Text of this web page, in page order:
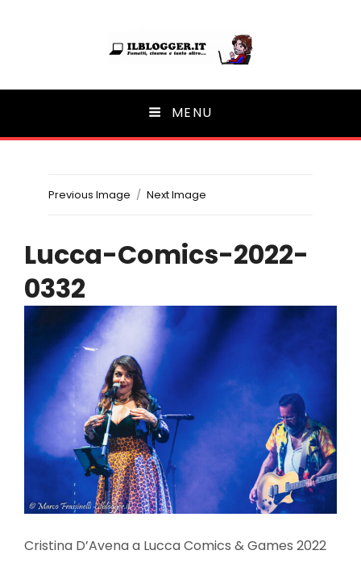
Ilblogger.it
Il portalino di blog | MENU
Previous Image Next Image
Lucca-Comics-2022-
0332
Cristina D’Avena a Lucca Comics & Games 2022